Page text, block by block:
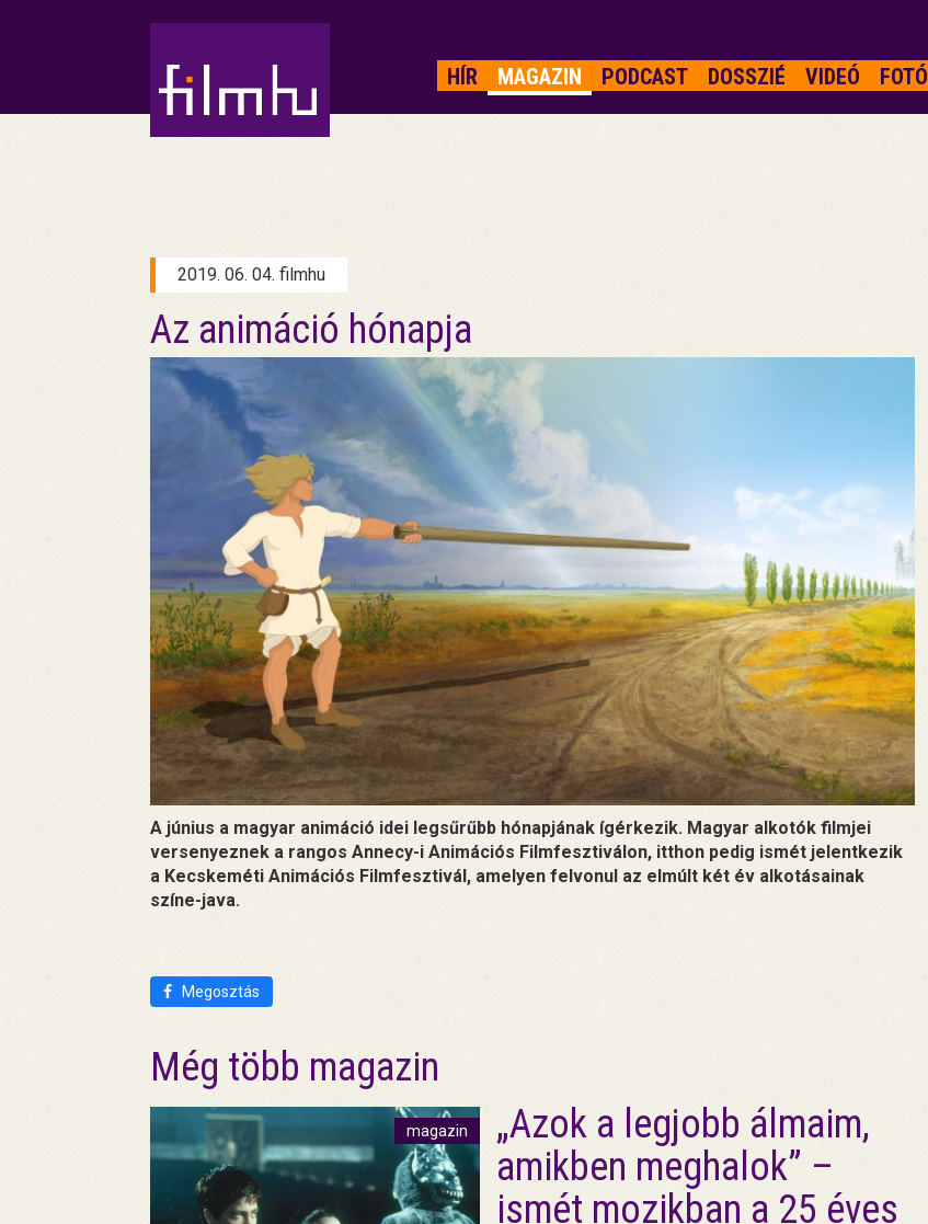
HÍR MAGAZIN PODCAST DOSSZIÉ VIDEÓ FOTÓ
2019. 06. 04. filmhu
Az animáció hónapja
A június a magyar animáció idei legsűrűbb hónapjának ígérkezik. Magyar alkotók filmjei
versenyeznek a rangos Annecy-i Animációs Filmfesztiválon, itthon pedig ismét jelentkezik
a Kecskeméti Animációs Filmfesztivál, amelyen felvonul az elmúlt két év alkotásainak
színe-java.
Megosztás
Még több magazin
magazin
„Azok a legjobb álmaim,
amikben meghalok” –
ismét mozikban a 25 éves